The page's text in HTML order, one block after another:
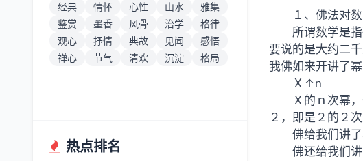
经典
情怀 心性 山水
雅集
鉴赏
墨香 风骨 治学
格律
观心
抒情 典故 见闻
感悟
禅心
节气 清欢 沉淀 格局
热点排名
１、佛法对
所谓数学是
要说的是大约二
我佛如来开讲了
Ｘ↑n
Ｘ的ｎ次幂
２，即是２的２
佛给我们 讲
佛还给我们